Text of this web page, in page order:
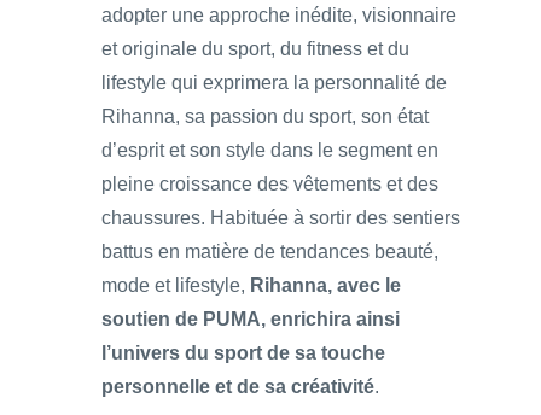
adopter une approche inédite, visionnaire
et originale du sport, du fitness et du
lifestyle qui exprimera la personnalité de
Rihanna, sa passion du sport, son état
d’esprit et son style dans le segment en
pleine croissance des vêtements et des
chaussures. Habituée à sortir des sentiers
battus en matière de tendances beauté,
mode et lifestyle, Rihanna, avec le
soutien de PUMA, enrichira ainsi
l’univers du sport de sa touche
personnelle et de sa créativité.